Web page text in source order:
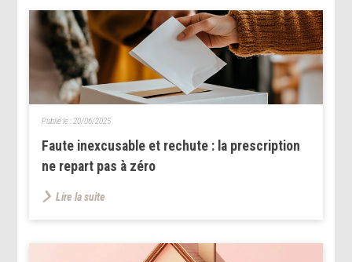
Faute inexcusable et rechute : la prescription
ne repart pas à zéro
Publié le : 20/06/2025
Lire la suite